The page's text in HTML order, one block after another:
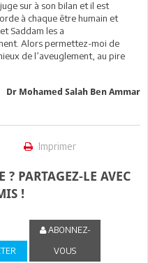
sur à son bilan et il est
à chaque être humain et
Saddam les a
Alors permettez-moi de
de l’aveuglement, au pire
Dr Mohamed Salah Ben Ammar
Imprimer
? PARTAGEZ-LE AVEC
!
ABONNEZ-
VOUS